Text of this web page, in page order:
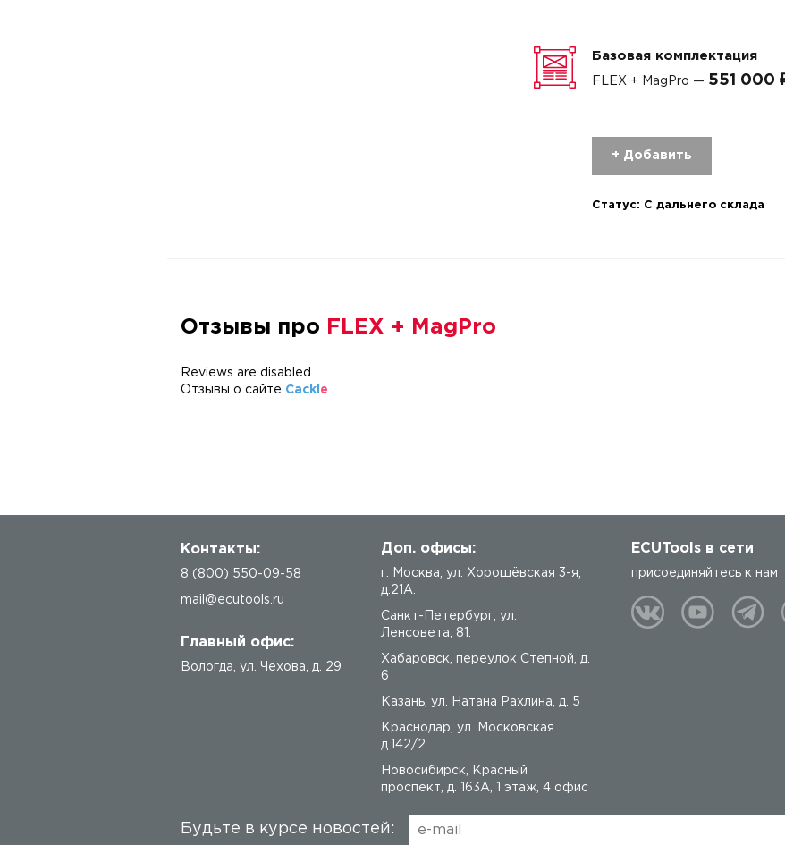
Базовая комплектация
FLEX + MagPro — 551 000
+ Добавить
Статус: С дальнего склада
Отзывы про FLEX + MagPro
Reviews are disabled
Отзывы о сайте Cackl e
Контакты:
8 (800) 550-09-58
mail@ecutools.ru
Главный офис:
Вологда ул. Чехова, д. 29
Доп. офисы:
г. Москва, ул. Хорошёвская 3-я,
д.21А.
Санкт-Петербург, ул.
Ленсовета, 81.
Хабаровск, переулок Степной, д.
6
Казань, ул. Натана Рахлина, д. 5
Краснодар, ул. Московская
д.142/2
Новосибирск, Красный
проспект, д. 163А, 1 этаж, 4 офис
ECUTools в сети
присоединяйтесь к нам
Будьте в курсе новостей: